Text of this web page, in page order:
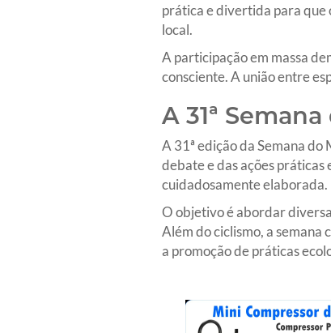
prática e divertida para que
local.
A participação em massa
consciente. A união entre
A 31ª
A 31ª edição da Semana
debate e das ações
cuidadosamente elaborada.
O objetivo é abordar
Além do ciclismo, a semana
a promoção de práticas